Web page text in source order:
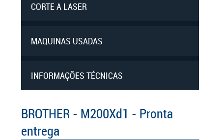
CORTE A LASER
MAQUINAS USADAS
INFORMAÇÕES TÉCNICAS
BROTHER - M200Xd1 - Pronta
entrega